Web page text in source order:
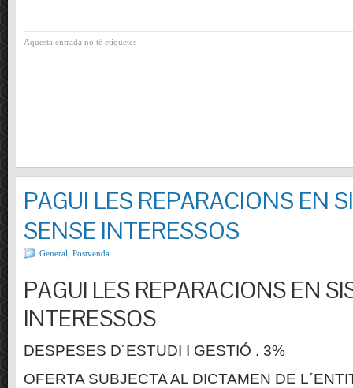
Aquesta entrada no té etiquetes
PAGUI LES REPARACIONS EN
SENSE INTERESSOS
General Postvenda
PAGUI LES REPARACIONS EN
INTERESSOS
DESPESES D´ESTUDI I GESTIÓ . 3%
OFERTA SUBJECTA AL DICTAMEN DE